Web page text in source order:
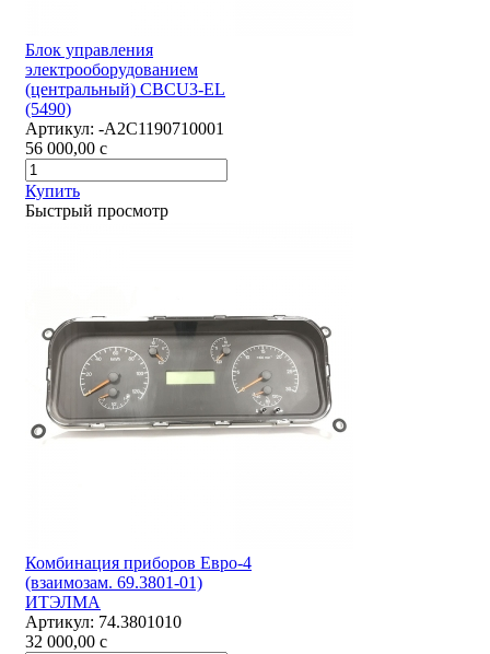
Блок управления
электрооборудованием
(центральный) CBCU3-EL
(5490)
Артикул: -А2С1190710001
56 000,00 c
Купить
Быстрый просмотр
Комбинация приборов Евро-4
(взаимозам. 69.3801-01)
ИТЭЛМА
Артикул: 74.3801010
32 000,00 c